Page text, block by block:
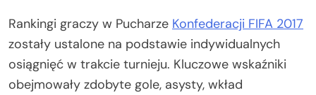
Rankingi graczy w Pucharze Konfederacji FIFA 2017
zostały ustalone na podstawie indywidualnych
osiągnięć w trakcie turnieju. Kluczowe wskaźniki
obejmowały zdobyte gole, asysty, wkład